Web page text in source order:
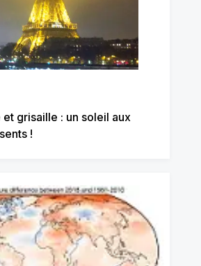
grisaille : un soleil aux
!